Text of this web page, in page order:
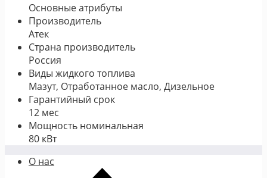
Основные атрибуты
Производитель
Атек
Страна производитель
Россия
Виды жидкого топлива
Мазут, Отработанное масло, Дизельное
Гарантийный срок
12 мес
Мощность номинальная
80 кВт
О нас